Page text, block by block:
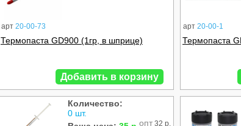
арт 20-00-73
Термопаста GD900 (1гр, в шприце)
Добавить в корзину
арт 20-00-1
Термопаста
Количество:
0 шт.
опт 32 р.